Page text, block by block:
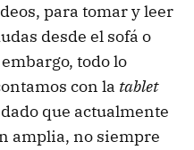
para tomar y leer
desde el sofá o
todo lo
con la tablet
que actualmente
amplia, no siempre